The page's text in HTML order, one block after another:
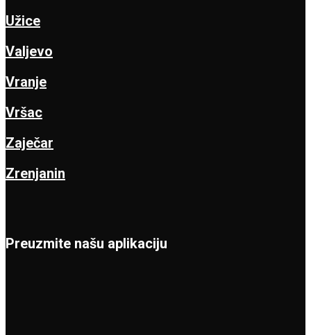
Užice
Valjevo
Vranje
Vršac
Zaječar
Zrenjanin
Preuzmite našu aplikaciju